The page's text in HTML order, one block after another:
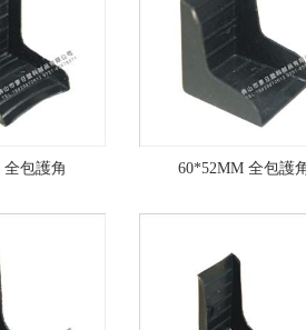
包護角 60*52MM 全包護